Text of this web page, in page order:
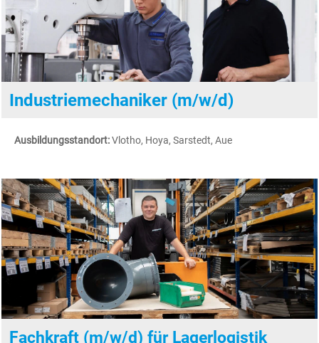
Industriemechaniker (m/w/d)
Ausbildungsstandort:Vlotho, Hoya, Sarstedt, Aue
Fachkraft (m/w/d) für Lagerlogistik